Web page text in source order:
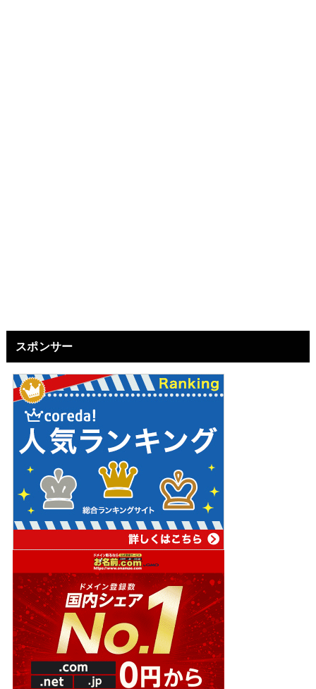
スポンサー